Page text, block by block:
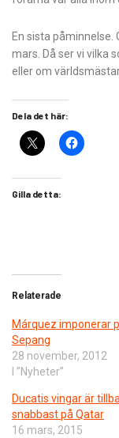
En sista påminnelse.
mars. Då ser vi vilka
eller om
Dela det här:
Gilla detta:
Relaterade
Márquez imponerar
Sepang
28 november, 2012
I ”Nyheter”
Ducatis vingar är
snabbast på Qatar
16 mars, 2015